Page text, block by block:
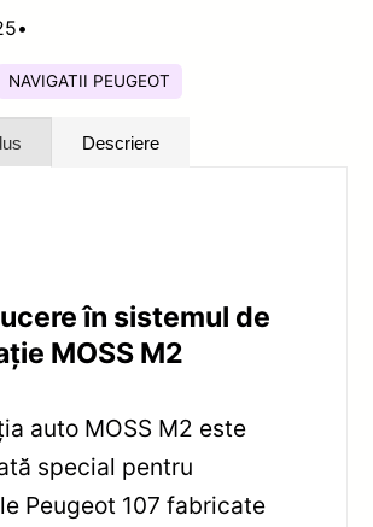
•
NAVIGATII PEUGEOT
Descriere
în sistemul de
MOSS M2
auto MOSS M2 este
special pentru
Peugeot 107 fabricate